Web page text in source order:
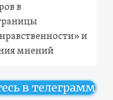
в
и
мнений
в телеграмм